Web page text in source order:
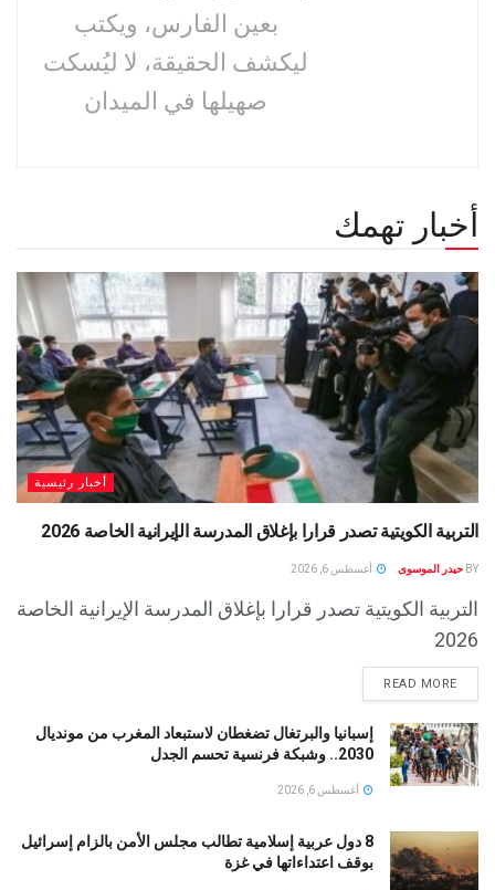
بعين الفارس، ويكتب
ليكشف الحقيقة، لا ليُسكت
صهيلها في الميدان
أخبار تهمك
أخبار رئيسية
التربية الكويتية تصدر قرارا بإغلاق المدرسة الإيرانية الخاصة 2026
BY حيدر الموسوى أغسطس 6, 2026
التربية الكويتية تصدر قرارا بإغلاق المدرسة الإيرانية الخاصة
2026
READ MORE
إسبانيا والبرتغال تضغطان لاستبعاد المغرب من مونديال
2030.. وشبكة فرنسية تحسم الجدل
أغسطس 6, 2026
8 دول عربية إسلامية تطالب مجلس الأمن بالزام إسرائيل
بوقف اعتداءاتها في غزة